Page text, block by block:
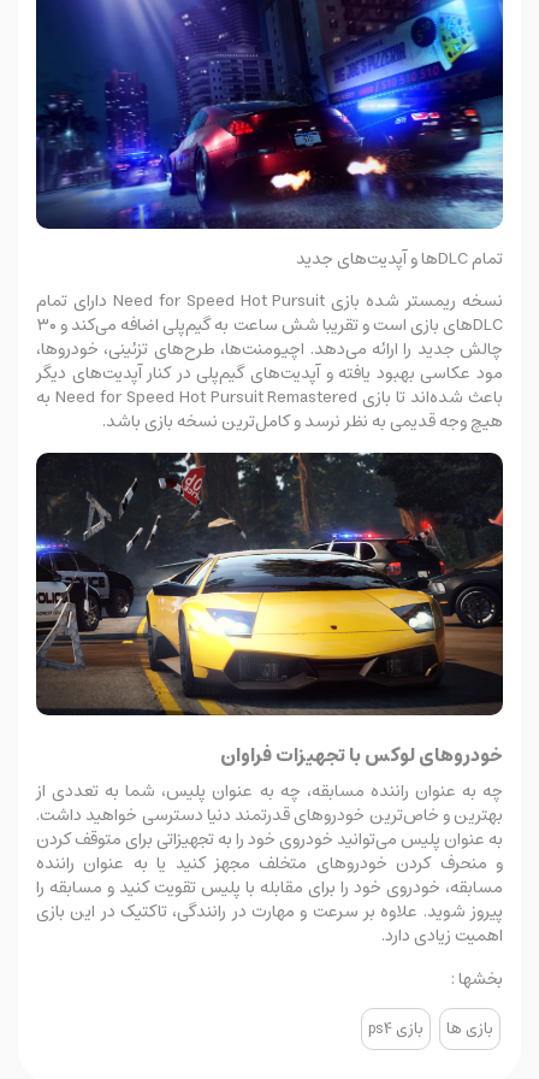
تمام DLCها و آپدیت‌های جدید
نسخه ریمستر شده بازی Need for Speed Hot Pursuit دارای تمام
DLCهای بازی است و تقریبا شش ساعت به گیم‌پلی اضافه می‌کند و ۳۰
چالش جدید را ارائه می‌دهد. اچیومنت‌ها، طرح‌های تزئینی، خودروها،
مود عکاسی بهبود یافته و آپدیت‌های گیم‌پلی در کنار آپدیت‌های دیگر
باعث شده‌اند تا بازی Need for Speed Hot Pursuit Remastered به
هیچ وجه قدیمی به نظر نرسد و کامل‌ترین نسخه بازی باشد.
خودروهای لوکس با تجهیزات فراوان
چه به عنوان راننده مسابقه، چه به عنوان پلیس، شما به تعددی از
بهترین و خاص‌ترین خودروهای قدرتمند دنیا دسترسی خواهید داشت.
به عنوان پلیس می‌توانید خودروی خود را به تجهیزاتی برای متوقف کردن
و منحرف کردن خودروهای متخلف مجهز کنید یا به عنوان راننده
مسابقه، خودروی خود را برای مقابله با پلیس تقویت کنید و مسابقه را
پیروز شوید. علاوه بر سرعت و مهارت در رانندگی، تاکتیک در این بازی
اهمیت زیادی دارد.
بخشها :
بازی ها بازی ps4